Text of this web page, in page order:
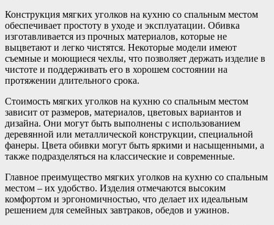
Конструкция мягких уголков на кухню со спальным местом
обеспечивает простоту в уходе и эксплуатации. Обивка
изготавливается из прочных материалов, которые не
выцветают и легко чистятся. Некоторые модели имеют
съемные и моющиеся чехлы, что позволяет держать изделие в
чистоте и поддерживать его в хорошем состоянии на
протяжении длительного срока.
Стоимость мягких уголков на кухню со спальным местом
зависит от размеров, материалов, цветовых вариантов и
дизайна. Они могут быть выполнены с использованием
деревянной или металлической конструкции, специальной
фанеры. Цвета обивки могут быть яркими и насыщенными, а
также подразделяться на классические и современные.
Главное преимущество мягких уголков на кухню со спальным
местом – их удобство. Изделия отмечаются высоким
комфортом и эргономичностью, что делает их идеальным
решением для семейных завтраков, обедов и ужинов.